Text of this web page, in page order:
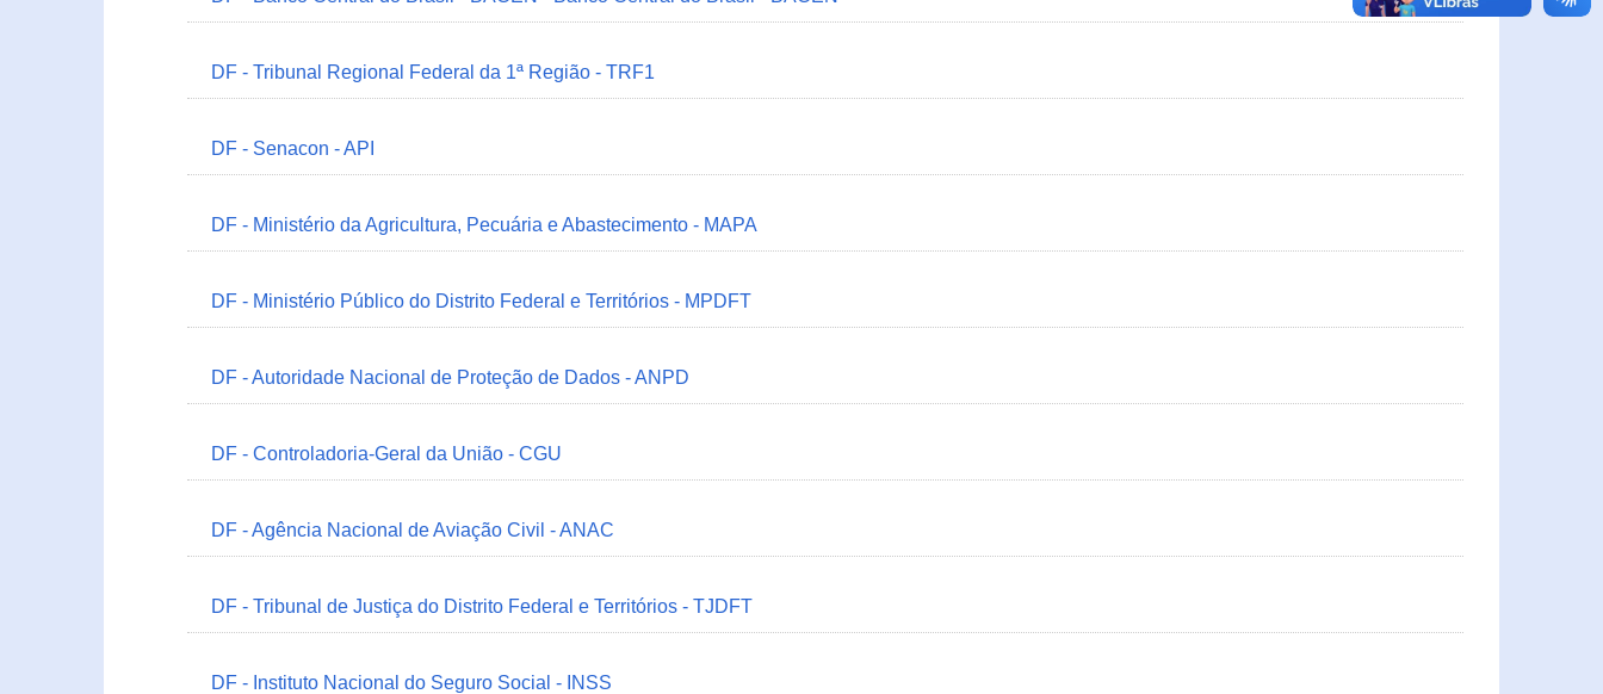
DF - Tribunal Regional Federal da 1ª Região - TRF1
DF - Senacon - API
DF - Ministério da Agricultura, Pecuária e Abastecimento - MAPA
DF - Ministério Público do Distrito Federal e Territórios - MPDFT
DF - Autoridade Nacional de Proteção de Dados - ANPD
DF - Controladoria-Geral da União - CGU
DF - Agência Nacional de Aviação Civil - ANAC
DF - Tribunal de Justiça do Distrito Federal e Territórios - TJDFT
DF - Instituto Nacional do Seguro Social - INSS